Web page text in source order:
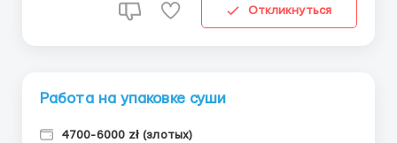
Телефон\Вайбер +380733335340 *ЗАРОБІТНА ПЛ...
Откликнуться
Работа на упаковке суши
4700-6000 zł (злотых)